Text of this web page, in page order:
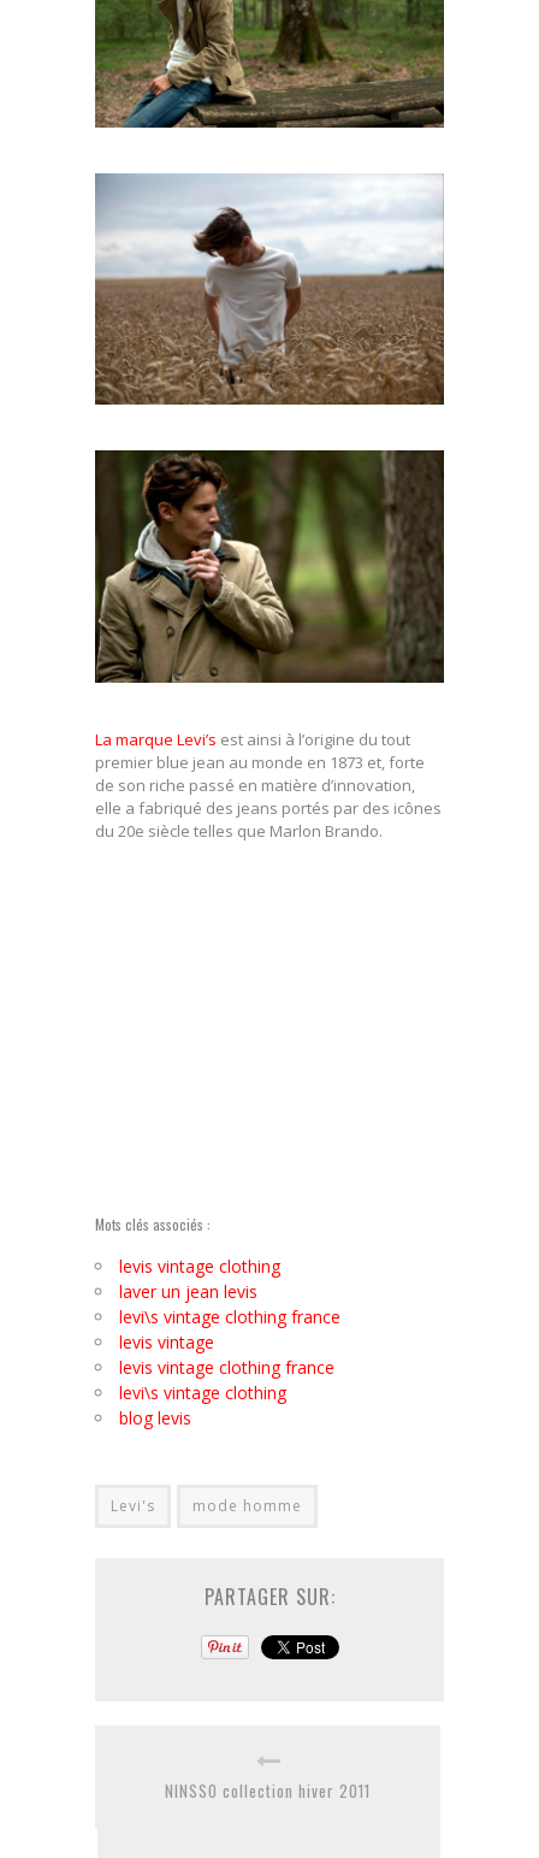
La marque Levi’s est ainsi à l’origine du tout
premier blue jean au monde en 1873 et, forte
de son riche passé en matière d’innovation,
elle a fabriqué des jeans portés par des icônes
du 20e siècle telles que Marlon Brando.
Mots clés associés :
levis vintage clothing
laver un jean levis
levi\s vintage clothing france
levis vintage
levis vintage clothing france
levi\s vintage clothing
blog levis
Levi's mode homme
PARTAGER SUR:
NINSSO collection hiver 2011